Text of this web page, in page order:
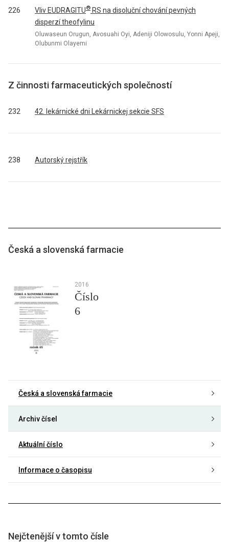
226 Vliv EUDRAGITU® RS na disoluční chování pevných
disperzí theofylinu
Oluwaseun Orugun, Avosuahi Oyi, Adeniji Olowosulu, Yonni Apeji,
Olubunmi Olayemi
Z činnosti farmaceutických společností
232 42. lekárnické dni Lekárnickej sekcie SFS
238 Autorský rejstřík
Česká a slovenská farmacie
2016
Číslo
6
Česká a slovenská farmacie
Archiv čísel
Aktuální číslo
Informace o časopisu
Nejčtenější v tomto čísle